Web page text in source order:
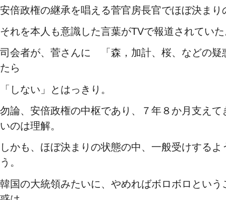
安倍政権の継承を唱える菅官房長官でほぼ決まり
それを本人も意識した言葉がTVで報道されてい
司会者が、菅さんに 「森，加計、桜、などの疑
たら
「しない」とはっきり。
勿論、安倍政権の中枢であり、７年８か月支え
いのは理解。
しかも、ほぼ決まりの状態の中、一般受けする
う。
韓国の大統領みたいに、やめればボロボロとい